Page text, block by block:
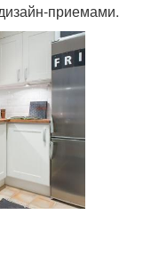
приемами.